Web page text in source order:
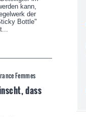
kann,
der
Bottle"
Femmes
dass